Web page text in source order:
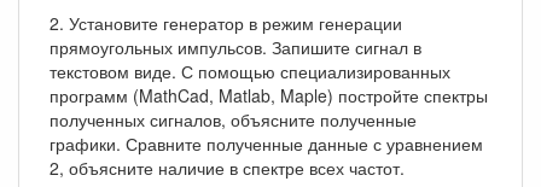
2. Установите генератор в режим генерации
прямоугольных импульсов. Запишите сигнал в
текстовом виде. С помощью специализированных
программ (MathCad, Matlab, Maple) постройте спектры
полученных сигналов, объясните полученные
графики. Сравните полученные данные с уравнением
2, объясните наличие в спектре всех частот.